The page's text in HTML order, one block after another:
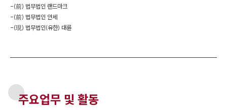
-(前) 법무법인 랜드마크
-(前) 법무법인 안세
-(現) 법무법인(유한) 대륜
주요업무 및 활동